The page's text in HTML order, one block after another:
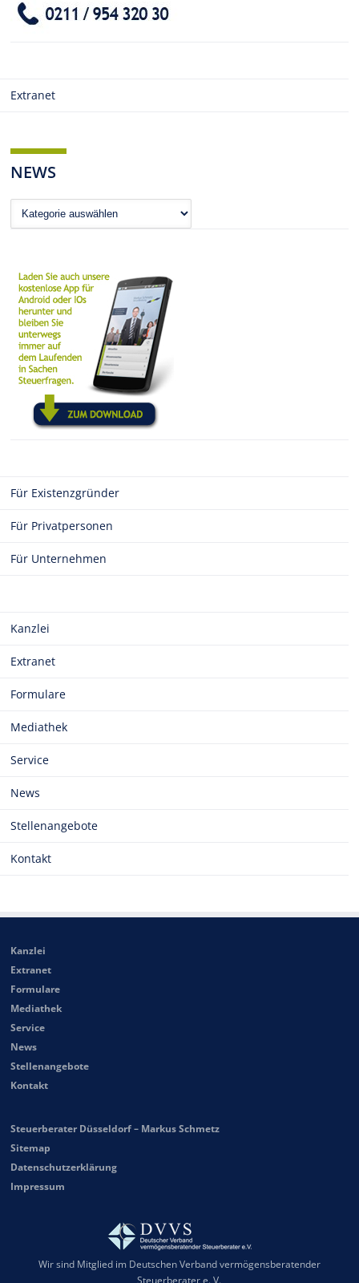
Extranet
NEWS
News
Für Existenzgründer
Für Privatpersonen
Für Unternehmen
Kanzlei
Extranet
Formulare
Mediathek
Service
News
Stellenangebote
Kontakt
Kanzlei
Extranet
Formulare
Mediathek
Service
News
Stellenangebote
Kontakt
Steuerberater Düsseldorf – Markus Schmetz
Sitemap
Datenschutzerklärung
Impressum
Wir sind Mitglied im Deutschen Verband vermögensberatender
Steuerberater e. V.